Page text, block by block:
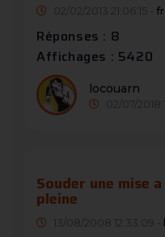
02/02/2013 21:06:15 -
Réponses : 8
Affichages : 5420
locouarn
02/07/2018
Souder une mise
pleine
13/08/2008 12:33:09 -